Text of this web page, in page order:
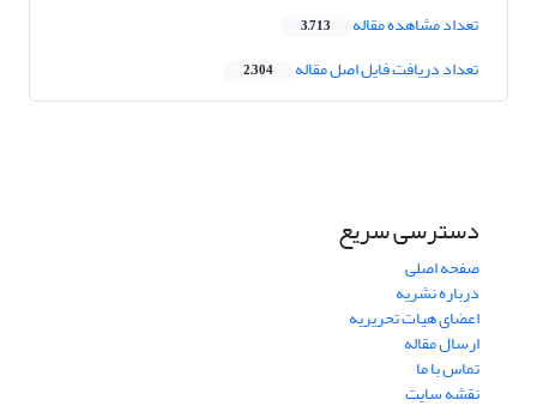
تعداد مشاهده مقاله 3,713
تعداد دریافت فایل اصل مقاله 2,304
دسترسی سریع
صفحه اصلی
درباره نشریه
اعضای هیات تحریریه
ارسال مقاله
تماس با ما
نقشه سایت